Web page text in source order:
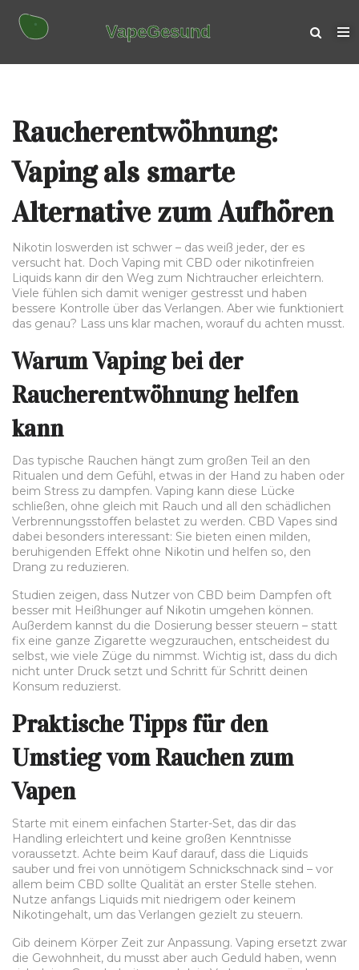
Raucherentwöhnung:
Vaping als smarte
Alternative zum Aufhören
Nikotin loswerden ist schwer – das weiß jeder, der es
versucht hat. Doch Vaping mit CBD oder nikotinfreien
Liquids kann dir den Weg zum Nichtraucher erleichtern.
Viele fühlen sich damit weniger gestresst und haben
bessere Kontrolle über das Verlangen. Aber wie funktioniert
das genau? Lass uns klar machen, worauf du achten musst.
Warum Vaping bei der
Raucherentwöhnung helfen
kann
Das typische Rauchen hängt zum großen Teil an den
Ritualen und dem Gefühl, etwas in der Hand zu haben oder
beim Stress zu dampfen. Vaping kann diese Lücke
schließen, ohne gleich mit Rauch und all den schädlichen
Verbrennungsstoffen belastet zu werden. CBD Vapes sind
dabei besonders interessant: Sie bieten einen milden,
beruhigenden Effekt ohne Nikotin und helfen so, den
Drang zu reduzieren.
Studien zeigen, dass Nutzer von CBD beim Dampfen oft
besser mit Heißhunger auf Nikotin umgehen können.
Außerdem kannst du die Dosierung besser steuern – statt
fix eine ganze Zigarette wegzurauchen, entscheidest du
selbst, wie viele Züge du nimmst. Wichtig ist, dass du dich
nicht unter Druck setzt und Schritt für Schritt deinen
Konsum reduzierst.
Praktische Tipps für den
Umstieg vom Rauchen zum
Vapen
Starte mit einem einfachen Starter-Set, das dir das
Handling erleichtert und keine großen Kenntnisse
voraussetzt. Achte beim Kauf darauf, dass die Liquids
sauber und frei von unnötigem Schnickschnack sind – vor
allem beim CBD sollte Qualität an erster Stelle stehen.
Nutze anfangs Liquids mit niedrigem oder keinem
Nikotingehalt, um das Verlangen gezielt zu steuern.
Gib deinem Körper Zeit zur Anpassung. Vaping ersetzt zwar
die Gewohnheit, du musst aber auch Geduld haben, wenn